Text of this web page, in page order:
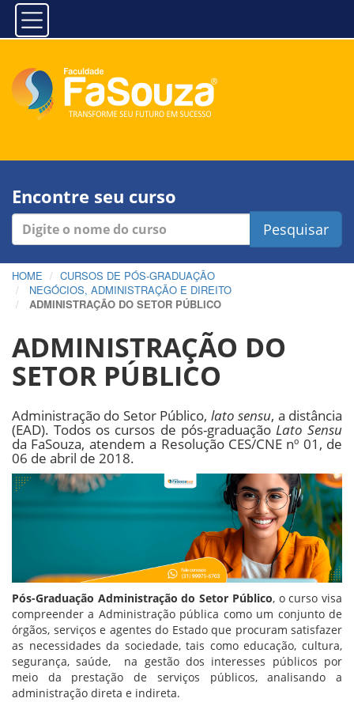
Encontre seu curso
Pesquisar
HOME
CURSOS DE PÓS-GRADUAÇÃO
NEGÓCIOS, ADMINISTRAÇÃO E DIREITO
ADMINISTRAÇÃO DO SETOR PÚBLICO
ADMINISTRAÇÃO DO
SETOR PÚBLICO
Administração do Setor Público, lato sensu, a distância
(EAD). Todos os cursos de pós-graduação Lato Sensu
da FaSouza, atendem a Resolução CES/CNE nº 01, de
06 de abril de 2018.
Pós-Graduação Administração do Setor Público, o curso visa
compreender a Administração pública como um conjunto de
órgãos, serviços e agentes do Estado que procuram satisfazer
as necessidades da sociedade, tais como educação, cultura,
segurança, saúde, na gestão dos interesses públicos por
meio da prestação de serviços públicos, analisando a
administração direta e indireta.